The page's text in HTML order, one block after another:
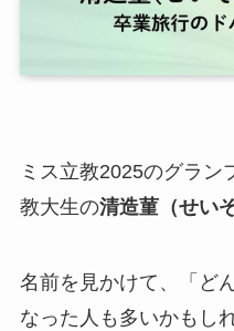
ミス立教2025のグラン
教大生の清造菫（せい
名前を見かけて、「ど
なった人も多いかもし